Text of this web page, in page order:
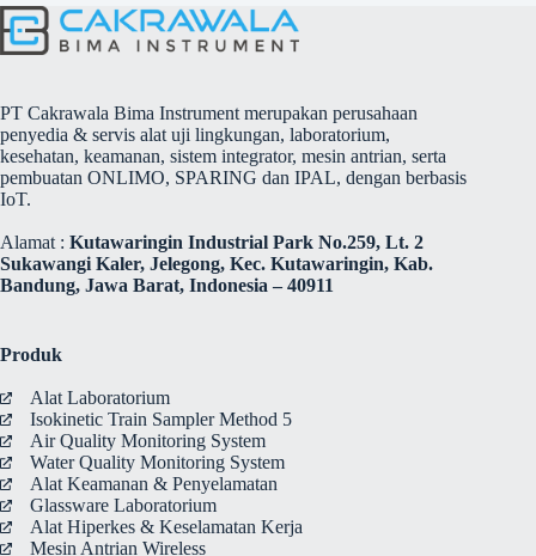
PT Cakrawala Bima Instrument merupakan perusahaan
penyedia & servis alat uji lingkungan, laboratorium,
kesehatan, keamanan, sistem integrator, mesin antrian, serta
pembuatan ONLIMO, SPARING dan IPAL, dengan berbasis
IoT.
Alamat : Kutawaringin Industrial Park No.259, Lt. 2
Sukawangi Kaler, Jelegong, Kec. Kutawaringin, Kab.
Bandung, Jawa Barat, Indonesia – 40911
Produk
Alat Laboratorium
Isokinetic Train Sampler Method 5
Air Quality Monitoring System
Water Quality Monitoring System
Alat Keamanan & Penyelamatan
Glassware Laboratorium
Alat Hiperkes & Keselamatan Kerja
Mesin Antrian Wireless